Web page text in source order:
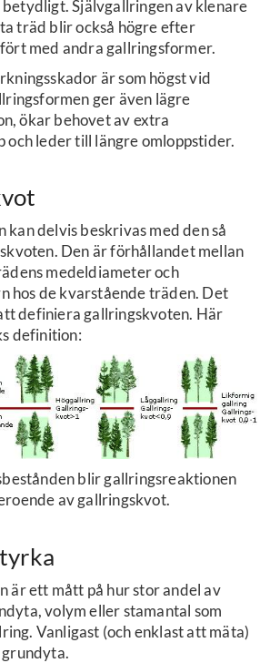
Självgallringen av klenare
träd blir också högre efter
med andra gallringsformer.
är som högst vid
ger även lägre
ökar behovet av extra
och leder till längre omloppstider.
kan delvis beskrivas med den så
Den är förhållandet mellan
medeldiameter och
hos de kvarstående träden. Det
definiera gallringskvoten. Här
definition:
blir gallringsreaktionen
av gallringskvot.
är ett mått på hur stor andel av
volym eller stamantal som
Vanligast (och enklast att mäta)